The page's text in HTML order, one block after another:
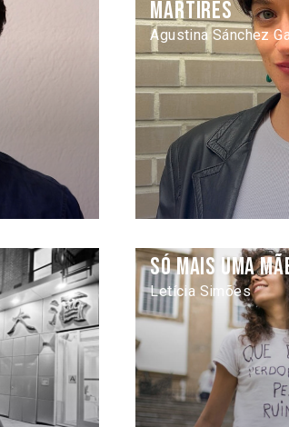
Mártires
Agustina Sánchez
Só mais uma
Letícia Simões